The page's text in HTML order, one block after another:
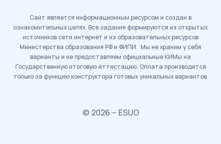
Сайт является информационным ресурсом и создан в
ознакомительных целях. Все задания формируются из открытых
источников сети интернет и из образовательных ресурсов
Министерства образования РФ и ФИПИ. Мы не храним у себя
варианты и не предоставляем официальные КИМы на
Государственную итоговую аттестацию. Оплата производится
только за функцию конструктора готовых уникальных вариантов.
© 2026 – ESUO